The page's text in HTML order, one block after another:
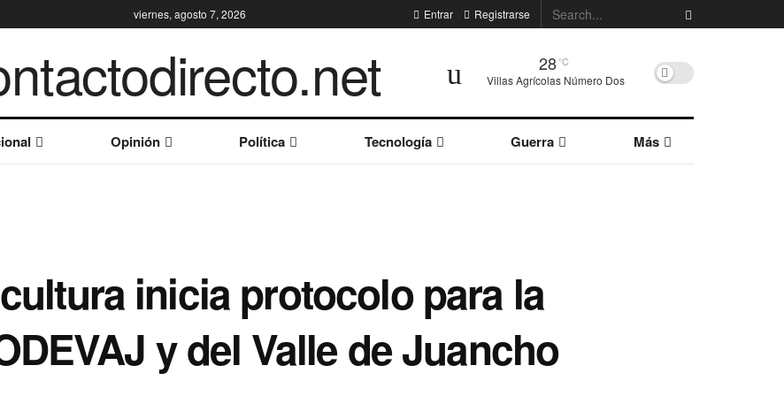
viernes, agosto 7, 2026 Entrar Registrarse
28°C
Villas Agrícolas Número Dos
Opinión Política Tecnología Guerra Más
inicia protocolo para la
y del Valle de Juancho